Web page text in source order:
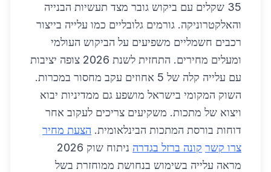
35 שקלים עם ביקוש גובר מצד תעשיות הבנייה
והאלקטרוניקה. גורמים גלובליים כמו עלייה בייצור
רכבים חשמליים משפיעים על הביקוש העולמי
ומעלים מחירים. התחזית לשנת 2026 צופה יציבות
עם עלייה קלה של 5 אחוזים עקב מחסור במכרות.
השוק המקומי בישראל מושפע גם ממדיניות יבוא
ויצוא של מתכות. משקיעים צריכים לעקוב אחר
דוחות בורסת המתכות הבינלאומית. הצעת מחיר
צרו קשר קונה ברזל בגדרה
ניתוח שוק 2026
מראה עלייה בשימוש בנחושת ממוחזרת בשל